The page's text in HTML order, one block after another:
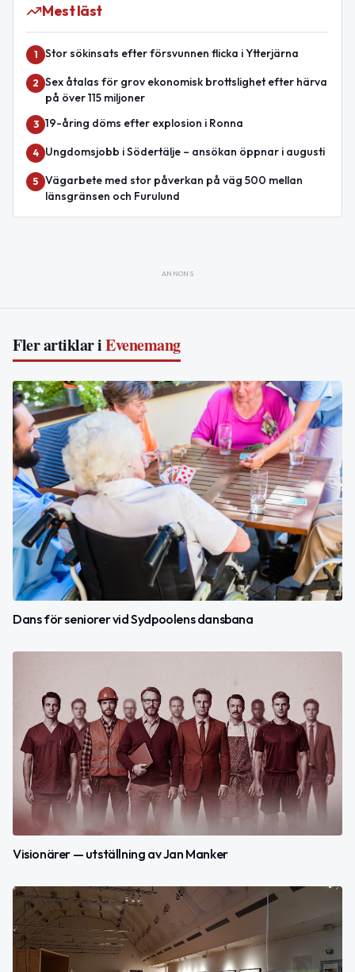
Mest läst
1 Stor sökinsats efter försvunnen flicka i Ytterjärna
2 Sex åtalas för grov ekonomisk brottslighet efter härva
på över 115 miljoner
3 19-åring döms efter explosion i Ronna
4 Ungdomsjobb i Södertälje – ansökan öppnar i augusti
5 Vägarbete med stor påverkan på väg 500 mellan
länsgränsen och Furulund
ANNONS
Fler artiklar iEvenemang
Dans för seniorer vid Sydpoolens dansbana
Visionärer — utställning av Jan Manker